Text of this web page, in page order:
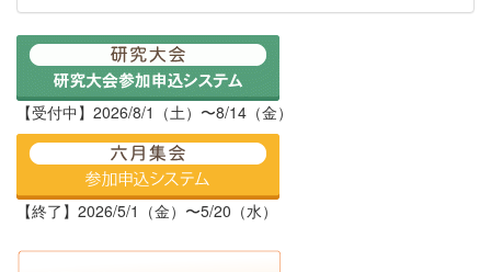
【受付中】2026/8/1（土）〜8/14（金）
【終了】2026/5/1（金）〜5/20（水）